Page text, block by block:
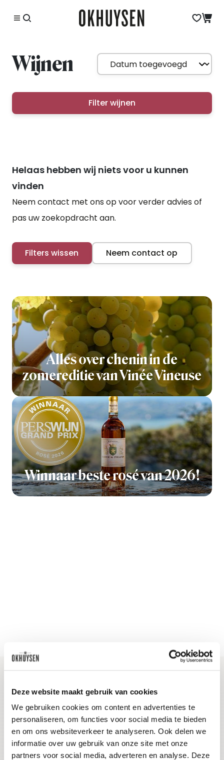
Deze website maakt gebruik van cookies
We gebruiken cookies om content en advertenties te
personaliseren, om functies voor social media te bieden
en om ons websiteverkeer te analyseren. Ook delen we
informatie over uw gebruik van onze site met onze
partners voor social media, adverteren en analyse. Deze
Wijnen
Filter wijnen
Helaas hebben wij niets voor u kunnen
vinden
Neem contact met ons op voor verder advies of
pas uw zoekopdracht aan.
Filters wissen Neem contact op
Alles over chenin in de
zomereditie van Vinée Vineuse
Winnaar beste rosé van 2026!
Blijf op de hoogte
Ontvang het laatste wijnnieuws, proeverijen en
evenementen
E-mailadres